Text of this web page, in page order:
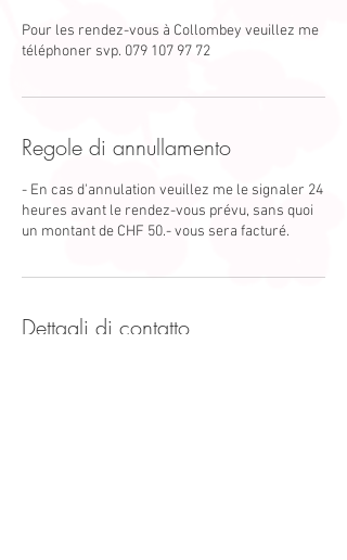
Pour les rendez-vous à Collombey veuillez me
téléphoner svp. 079 107 97 72
Regole di annullamento
- En cas d'annulation veuillez me le signaler 24
heures avant le rendez-vous prévu, sans quoi
un montant de CHF 50.- vous sera facturé.
Dettagli di contatto